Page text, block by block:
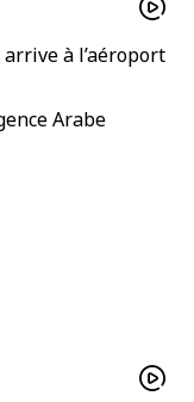
à l’aéroport